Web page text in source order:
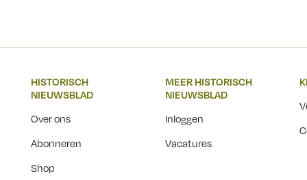
eeuwse Italiaanse
Over een paar jaar staat het
Nijmeegse Waalfront vol...
HISTORISCH
NIEUWSBLAD
Over ons
Abonneren
Shop
MEER HISTORISCH
NIEUWSBLAD
Inloggen
Vacatures